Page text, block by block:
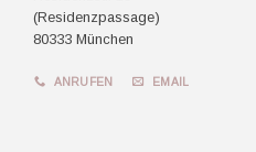
(Residenzpassage)
80333 München
ANRUFEN EMAIL